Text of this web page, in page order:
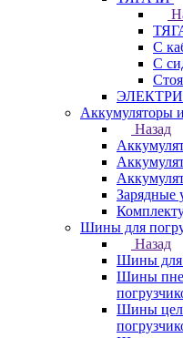
С
С
Аккумуляторы
Назад
Зарядные
Шины для
Назад
Шины для
Шины
Шины